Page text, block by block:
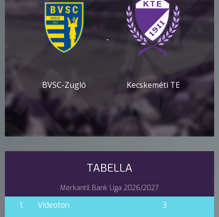
BVSC-Zugló
-
Kecskeméti TE
TABELLA
Merkantil Bank Liga 2026/2027
1. Videoton
3